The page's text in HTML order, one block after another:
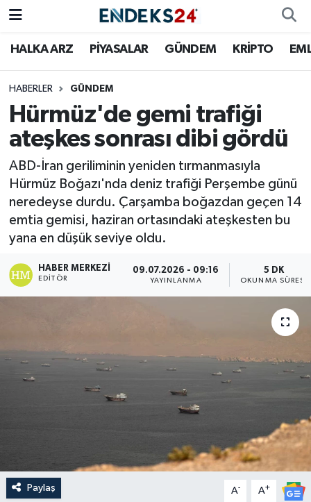
HALKA ARZ PİYASALAR GÜNDEM KRİPTO
HABERLER GÜNDEM
Hürmüz'de gemi trafiği
ateşkes sonrası dibi gördü
ABD-İran geriliminin yeniden tırmanmasıyla
Hürmüz Boğazı'nda deniz trafiği Perşembe günü
neredeyse durdu. Çarşamba boğazdan geçen 14
emtia gemisi, haziran ortasındaki ateşkesten bu
yana en düşük seviye oldu.
HABER MERKEZI
EDITÖR
09.07.2026 - 09:16
YAYINLANMA
5 DK
OKUNMA SÜRESI
Paylaş A- A+
EMLAK
ENERJİ
GÜNDEM
HALKA ARZ
KRİPTO
OTOMOTİV
PİYASALAR
SAVUNMA
Nöbetçi Eczaneler
Hava Durumu
Trafik Durumu
Süper Lig Puan Durumu ve Fikstür
Tüm Manşetler
Son Dakika Haberleri
Haber Arşivi